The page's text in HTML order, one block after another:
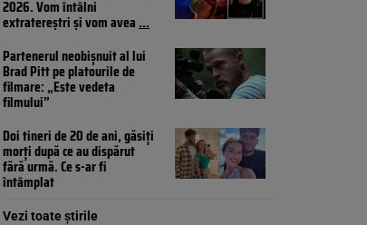
2026. Vom întâlni
extratereștri și vom avea...
Partenerul neobișnuit al lui
Brad Pitt pe platourile de
filmare: „Este vedeta
filmului”
Doi tineri de 20 de ani, găsiți
morți după ce au dispărut
fără urmă. Ce s-ar fi
întâmplat
Vezi toate știrile